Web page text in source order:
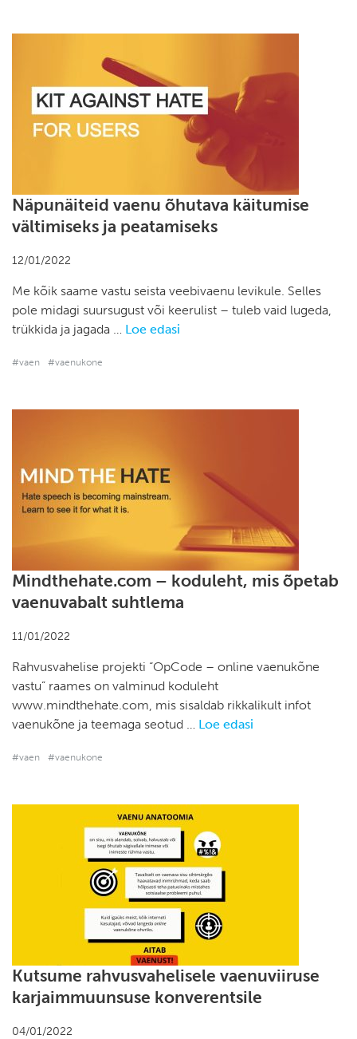
Näpunäiteid vaenu õhutava käitumise
vältimiseks ja peatamiseks
12/01/2022
Me kõik saame vastu seista veebivaenu levikule. Selles
pole midagi suursugust või keerulist – tuleb vaid lugeda,
trükkida ja jagada … Loe edasi
#vaen #vaenukone
Mindthehate.com – koduleht, mis õpetab
vaenuvabalt suhtlema
11/01/2022
Rahvusvahelise projekti “OpCode – online vaenukõne
vastu” raames on valminud koduleht
www.mindthehate.com, mis sisaldab rikkalikult infot
vaenukõne ja teemaga seotud … Loe edasi
#vaen #vaenukone
Kutsume rahvusvahelisele vaenuviiruse
karjaimmuunsuse konverentsile
04/01/2022